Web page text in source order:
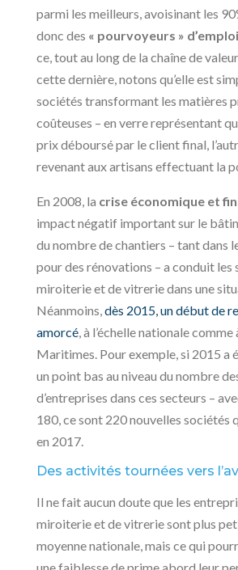
parmi les meilleurs, avoisinant les
donc des « pourvoyeurs »
ce, tout au long de la chaîne de
cette dernière, notons qu’elle est
sociétés transformant les matières
coûteuses – en verre représentant
prix déboursé par le client final,
revenant aux artisans effectuant la
En 2008, la crise économique et
impact négatif important sur le
du nombre de chantiers – tant dans
pour des rénovations – a conduit les
miroiterie et de vitrerie dans une
Néanmoins, dès 2015, un début de
amorcé, à l’échelle nationale
Maritimes. Pour exemple, si 2015 a
un point bas au niveau du nombre
d’entreprises dans ces secteurs –
180, ce sont 220 nouvelles sociétés
en 2017.
Des activités tournées vers
Il ne fait aucun doute que les
miroiterie et de vitrerie sont plus
moyenne nationale, mais ce qui
une faiblesse de prime abord leur